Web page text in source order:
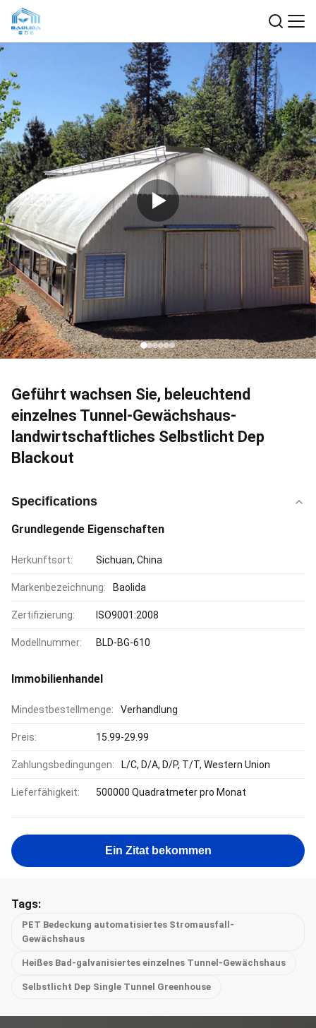
Geführt wachsen Sie, beleuchtend
einzelnes Tunnel-Gewächshaus-
landwirtschaftliches Selbstlicht Dep
Blackout
Specifications
Grundlegende Eigenschaften
Herkunftsort: Sichuan, China
Markenbezeichnung: Baolida
Zertifizierung: ISO9001:2008
Modellnummer: BLD-BG-610
Immobilienhandel
Mindestbestellmenge: Verhandlung
Preis: 15.99-29.99
Zahlungsbedingungen: L/C, D/A, D/P, T/T, Western Union
Lieferfähigkeit: 500000 Quadratmeter pro Monat
Ein Zitat bekommen
Tags:
PET Bedeckung automatisiertes Stromausfall-
Gewächshaus
Heißes Bad-galvanisiertes einzelnes Tunnel-Gewächshaus
Selbstlicht Dep Single Tunnel Greenhouse